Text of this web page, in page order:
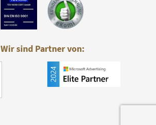
Wir sind Partner von: